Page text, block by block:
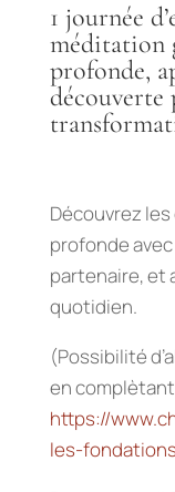
1 journée
méditation
profonde,
découverte
Découvrez
profonde
partenaire, et
quotidien.
(Possibilité
en
https://
les-